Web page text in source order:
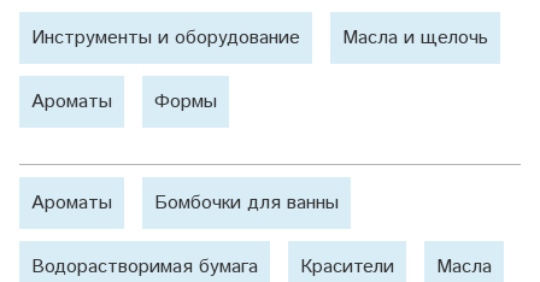
Инструменты и оборудование Масла и щелочь
Ароматы Формы
Ароматы Бомбочки для ванны
Водорастворимая бумага Красители Масла